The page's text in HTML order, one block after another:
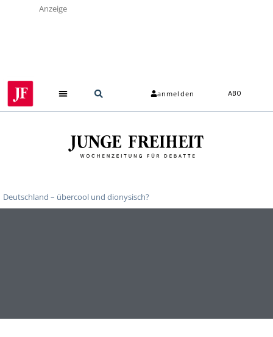
Anzeige
anmelden ABO
Deutschland – übercool und dionysisch?